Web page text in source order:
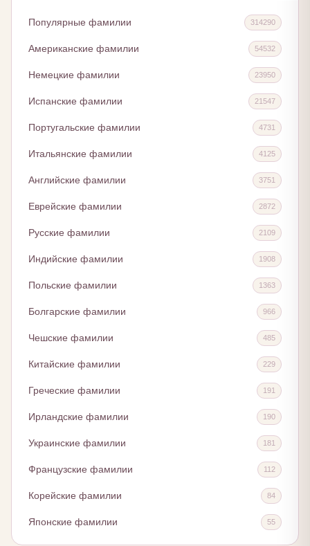
Популярные фамилии 314290
Американские фамилии 54532
Немецкие фамилии 23950
Испанские фамилии 21547
Португальские фамилии 4731
Итальянские фамилии 4125
Английские фамилии 3751
Еврейские фамилии 2872
Русские фамилии 2109
Индийские фамилии 1908
Польские фамилии 1363
Болгарские фамилии 966
Чешские фамилии 485
Китайские фамилии 229
Греческие фамилии 191
Ирландские фамилии 190
Украинские фамилии 181
Французские фамилии 112
Корейские фамилии 84
Японские фамилии 55